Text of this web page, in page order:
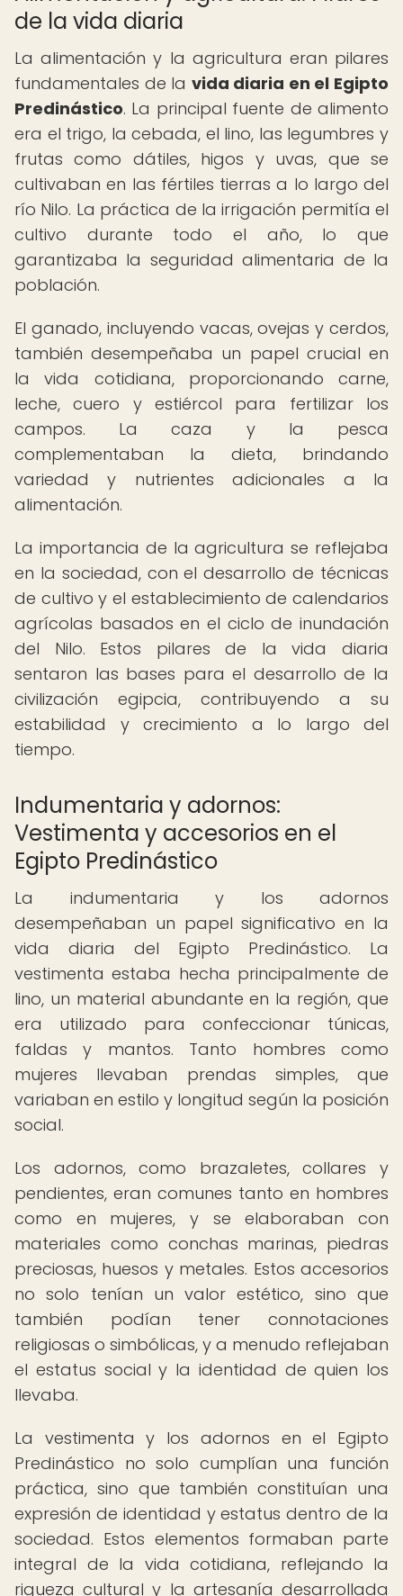
de la vida diaria
La alimentación y la agricultura eran pilares
fundamentales de la vida diaria en el Egipto
Predinástico. La principal fuente de alimento
era el trigo, la cebada, el lino, las legumbres y
frutas como dátiles, higos y uvas, que se
cultivaban en las fértiles tierras a lo largo del
río Nilo. La práctica de la irrigación permitía el
cultivo durante todo el año, lo que
garantizaba la seguridad alimentaria de la
población.
El ganado, incluyendo vacas, ovejas y cerdos,
también desempeñaba un papel crucial en
la vida cotidiana, proporcionando carne,
leche, cuero y estiércol para fertilizar los
campos. La caza y la pesca
complementaban la dieta, brindando
variedad y nutrientes adicionales a la
alimentación.
La importancia de la agricultura se reflejaba
en la sociedad, con el desarrollo de técnicas
de cultivo y el establecimiento de calendarios
agrícolas basados en el ciclo de inundación
del Nilo. Estos pilares de la vida diaria
sentaron las bases para el desarrollo de la
civilización egipcia, contribuyendo a su
estabilidad y crecimiento a lo largo del
tiempo.
Indumentaria y adornos:
Vestimenta y accesorios en el
Egipto Predinástico
La indumentaria y los adornos
desempeñaban un papel significativo en la
vida diaria del Egipto Predinástico. La
vestimenta estaba hecha principalmente de
lino, un material abundante en la región, que
era utilizado para confeccionar túnicas,
faldas y mantos. Tanto hombres como
mujeres llevaban prendas simples, que
variaban en estilo y longitud según la posición
social.
Los adornos, como brazaletes, collares y
pendientes, eran comunes tanto en hombres
como en mujeres, y se elaboraban con
materiales como conchas marinas, piedras
preciosas, huesos y metales. Estos accesorios
no solo tenían un valor estético, sino que
también podían tener connotaciones
religiosas o simbólicas, y a menudo reflejaban
el estatus social y la identidad de quien los
llevaba.
La vestimenta y los adornos en el Egipto
Predinástico no solo cumplían una función
práctica, sino que también constituían una
expresión de identidad y estatus dentro de la
sociedad. Estos elementos formaban parte
integral de la vida cotidiana, reflejando la
riqueza cultural y la artesanía desarrollada